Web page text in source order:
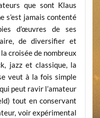
que sont Klaus
s’est jamais contenté
d’œuvres de ses
de diversifier et
croisée de nombreux
jazz et classique, la
veut à la fois simple
peut ravir l’amateur
tout en conservant
voir expérimental